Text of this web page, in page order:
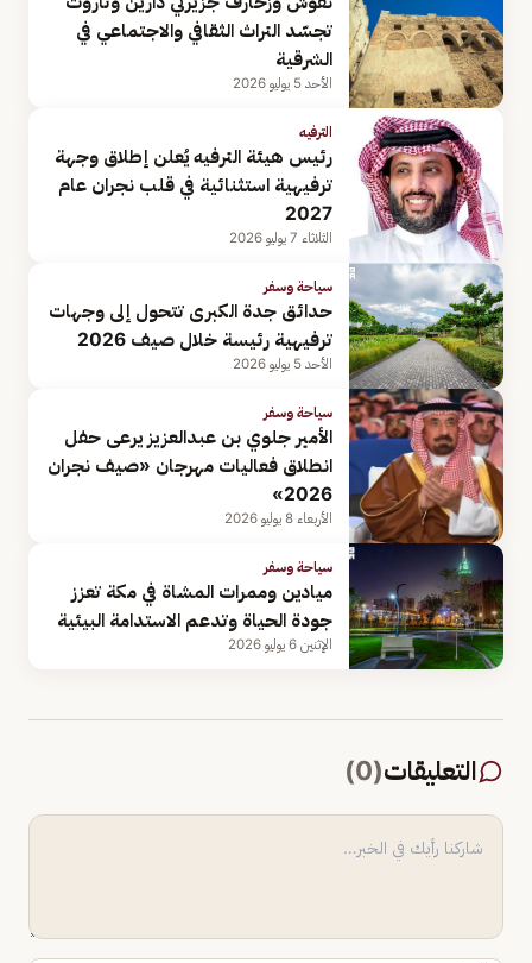
تجسّد التراث الثقافي والاجتماعي في
الشرقية
الأحد 5 يوليو 2026
الترفيه
رئيس هيئة الترفيه يُعلن إطلاق وجهة
ترفيهية استثنائية في قلب نجران عام
2027
الثلاثاء 7 يوليو 2026
سياحة وسفر
حدائق جدة الكبرى تتحول إلى وجهات
ترفيهية رئيسة خلال صيف 2026
الأحد 5 يوليو 2026
سياحة وسفر
الأمير جلوي بن عبدالعزيز يرعى حفل
انطلاق فعاليات مهرجان «صيف نجران
2026»
الأربعاء 8 يوليو 2026
سياحة وسفر
ميادين وممرات المشاة في مكة تعزز
جودة الحياة وتدعم الاستدامة البيئية
الإثنين 6 يوليو 2026
التعليقات(
0
)